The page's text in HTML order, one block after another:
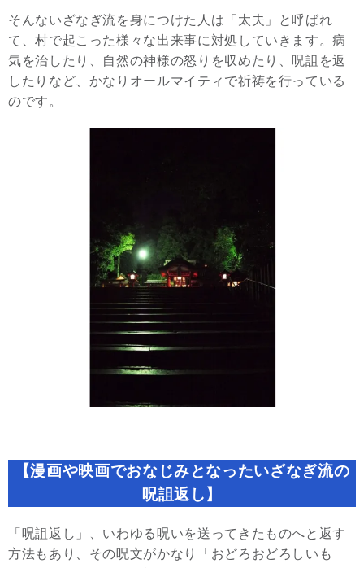
そんないざなぎ流を身につけた人は「太夫」と呼ばれ
て、村で起こった様々な出来事に対処していきます。病
気を治したり、自然の神様の怒りを収めたり、呪詛を返
したりなど、かなりオールマイティで祈祷を行っている
のです。
【漫画や映画でおなじみとなったいざなぎ流の
呪詛返し】
「呪詛返し」、いわゆる呪いを送ってきたものへと返す
方法もあり、その呪文がかなり「おどろおどろしいも